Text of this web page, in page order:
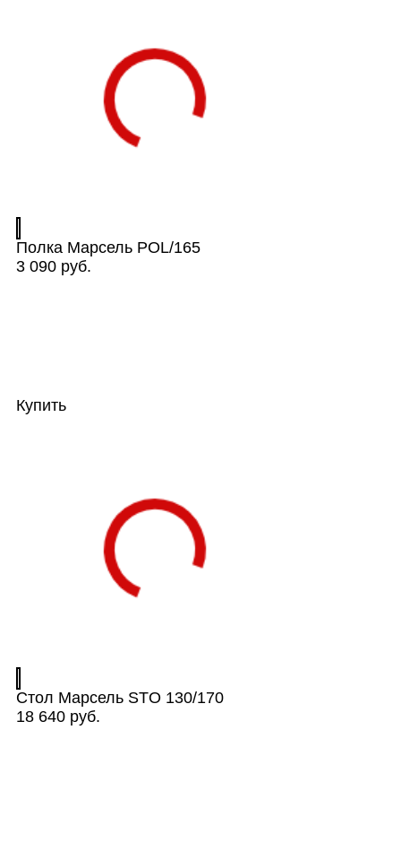
Полка Марсель POL/165
3 090 руб.
Купить
Стол Марсель STO 130/170
18 640 руб.